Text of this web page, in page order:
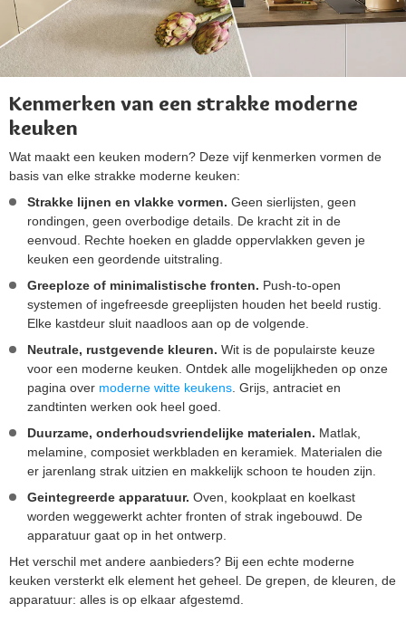
Kenmerken van een strakke moderne
keuken
Wat maakt een keuken modern? Deze vijf kenmerken vormen de
basis van elke strakke moderne keuken:
Strakke lijnen en vlakke vormen. Geen sierlijsten, geen
rondingen, geen overbodige details. De kracht zit in de
eenvoud. Rechte hoeken en gladde oppervlakken geven je
keuken een geordende uitstraling.
Greeploze of minimalistische fronten. Push-to-open
systemen of ingefreesde greeplijsten houden het beeld rustig.
Elke kastdeur sluit naadloos aan op de volgende.
Neutrale, rustgevende kleuren. Wit is de populairste keuze
voor een moderne keuken. Ontdek alle mogelijkheden op onze
pagina over moderne witte keukens . Grijs, antraciet en
zandtinten werken ook heel goed.
Duurzame, onderhoudsvriendelijke materialen. Matlak,
melamine, composiet werkbladen en keramiek. Materialen die
er jarenlang strak uitzien en makkelijk schoon te houden zijn.
Geintegreerde apparatuur. Oven, kookplaat en koelkast
worden weggewerkt achter fronten of strak ingebouwd. De
apparatuur gaat op in het ontwerp.
Het verschil met andere aanbieders? Bij een echte moderne
keuken versterkt elk element het geheel. De grepen, de kleuren, de
apparatuur: alles is op elkaar afgestemd.